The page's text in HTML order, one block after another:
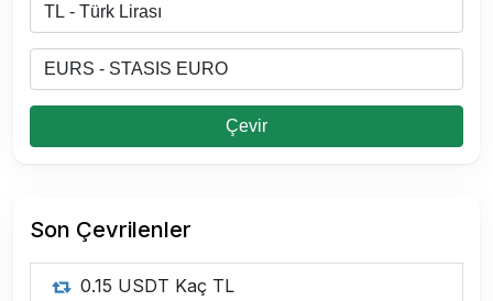
Çevir
Son Çevrilenler
0.15 USDT Kaç TL